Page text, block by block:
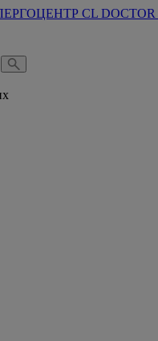
CL DOCTOR